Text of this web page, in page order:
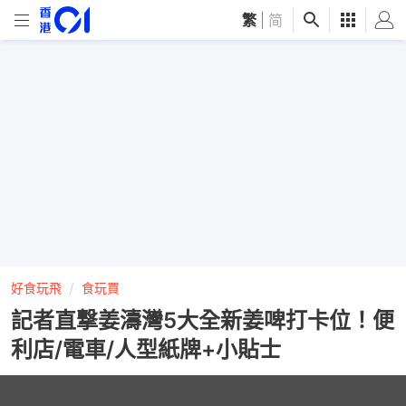
繁 简
好食玩飛 食玩買
記者直撃姜濤灣5大全新姜啤打卡位！便
利店/電車/人型紙牌+小貼士